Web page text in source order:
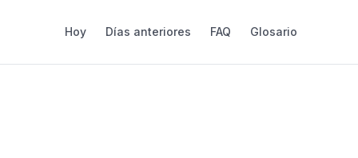
Hoy Días anteriores FAQ Glosario